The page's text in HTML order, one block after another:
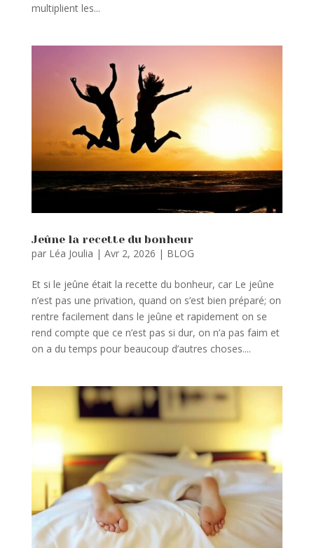
multiplient les...
Jeûne la recette du bonheur
par Léa Joulia | Avr 2, 2026 | BLOG
Et si le jeûne était la recette du bonheur, car Le jeûne
n’est pas une privation, quand on s’est bien préparé; on
rentre facilement dans le jeûne et rapidement on se
rend compte que ce n’est pas si dur, on n’a pas faim et
on a du temps pour beaucoup d’autres choses....